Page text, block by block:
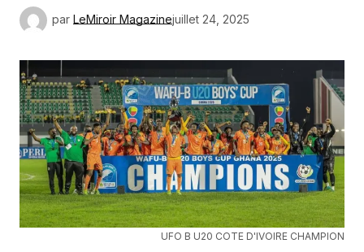
par LeMiroir Magazinejuillet 24, 2025
UFO B U20 COTE D'IVOIRE CHAMPION